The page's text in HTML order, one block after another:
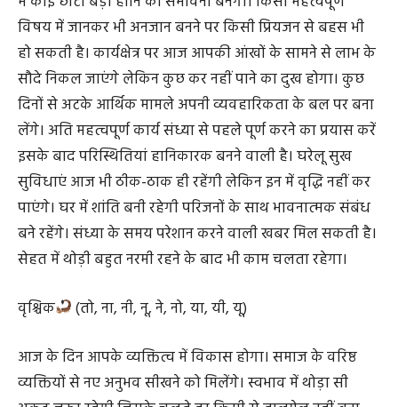
आज का दिन आपको मिला जुला फल प्रदान करेगा। दिन के आरंभ
में कोई छोटी बड़ी हानि की संभावना बनेगी। किसी महत्वपूर्ण
विषय में जानकर भी अनजान बनने पर किसी प्रियजन से बहस भी
हो सकती है। कार्यक्षेत्र पर आज आपकी आंखों के सामने से लाभ के
सौदे निकल जाएंगे लेकिन कुछ कर नहीं पाने का दुख होगा। कुछ
दिनों से अटके आर्थिक मामले अपनी व्यवहारिकता के बल पर बना
लेंगे। अति महत्वपूर्ण कार्य संध्या से पहले पूर्ण करने का प्रयास करें
इसके बाद परिस्थितियां हानिकारक बनने वाली है। घरेलू सुख
सुविधाएं आज भी ठीक-ठाक ही रहेंगी लेकिन इन में वृद्धि नहीं कर
पाएंगे। घर में शांति बनी रहेगी परिजनों के साथ भावनात्मक संबंध
बने रहेंगे। संध्या के समय परेशान करने वाली खबर मिल सकती है।
सेहत में थोड़ी बहुत नरमी रहने के बाद भी काम चलता रहेगा।
वृश्चिक (तो, ना, नी, नू, ने, नो, या, यी, यू)